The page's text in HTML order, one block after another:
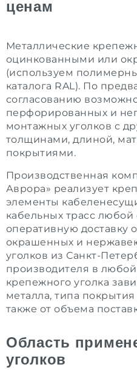
ценам
Металлические
оцинкованными или
(используем
каталога RAL). По
согласованию
перфорированных и
монтажных уголков с
толщинами, длиной,
покрытиями.
Производственная
Аврора» реализует
элементы
кабельных трасс
оперативную доставку
окрашенных и
уголков из Санкт-
производителя в
крепежного уголка
металла, типа
также от объема
Область
уголков